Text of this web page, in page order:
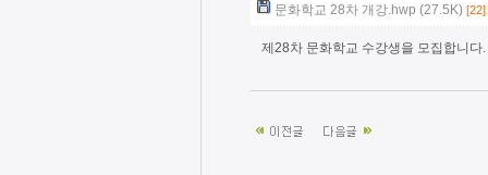
문화학교 28차 개강.hwp (27.5K) [22]
제28차 문화학교 수강생을 모집합니다.